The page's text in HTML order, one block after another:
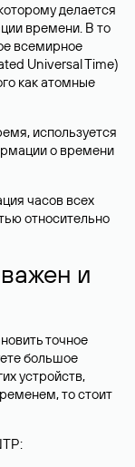
делается
времени. В то
всемирное
Universal Time)
как атомные
используется
о времени
часов всех
относительно
и
точное
большое
устройств,
то стоит